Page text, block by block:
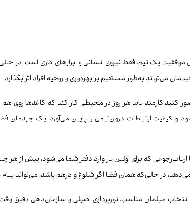
یک تیم، فقط نیروی انسانی و ابزارهای کاری است. در حالی
می‌تواند به‌طور مستقیم بر بهره‌وری و روحیه افراد اثر بگذارد.
کنید کارمند باید هر روز در محیطی کار کند که کاغذها روی
کیفیت ارتباطات درون‌تیمی را پایین می‌آورد. یک چیدمان
که برای اولین بار وارد دفتر شما می‌شود، پیش
در حالی‌که همان فضا اگر شلوغ و درهم باشد، می‌تواند
مبلمان مناسب، نورپردازی اصولی و سازمان‌دهی دقیق